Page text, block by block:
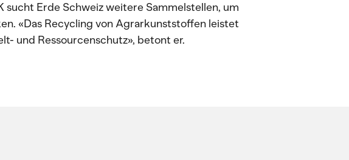
Erde Schweiz weitere Sammelstellen, um
«Das Recycling von Agrarkunststoffen leistet
und Ressourcenschutz», betont er.